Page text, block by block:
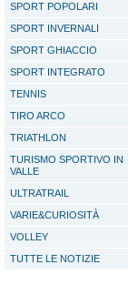
SPORT POPOLARI
SPORT INVERNALI
SPORT GHIACCIO
SPORT INTEGRATO
TENNIS
TIRO ARCO
TRIATHLON
TURISMO SPORTIVO IN
VALLE
ULTRATRAIL
VARIE&CURIOSITÀ
VOLLEY
TUTTE LE NOTIZIE